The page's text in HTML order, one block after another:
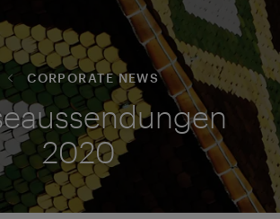
CORPORATE NEWS
2020